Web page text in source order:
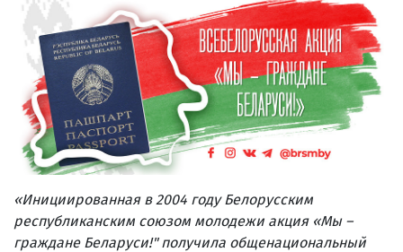
«Инициированная в 2004 году Белорусским
республиканским союзом молодежи акция «Мы –
граждане Беларуси!" получила общенациональный